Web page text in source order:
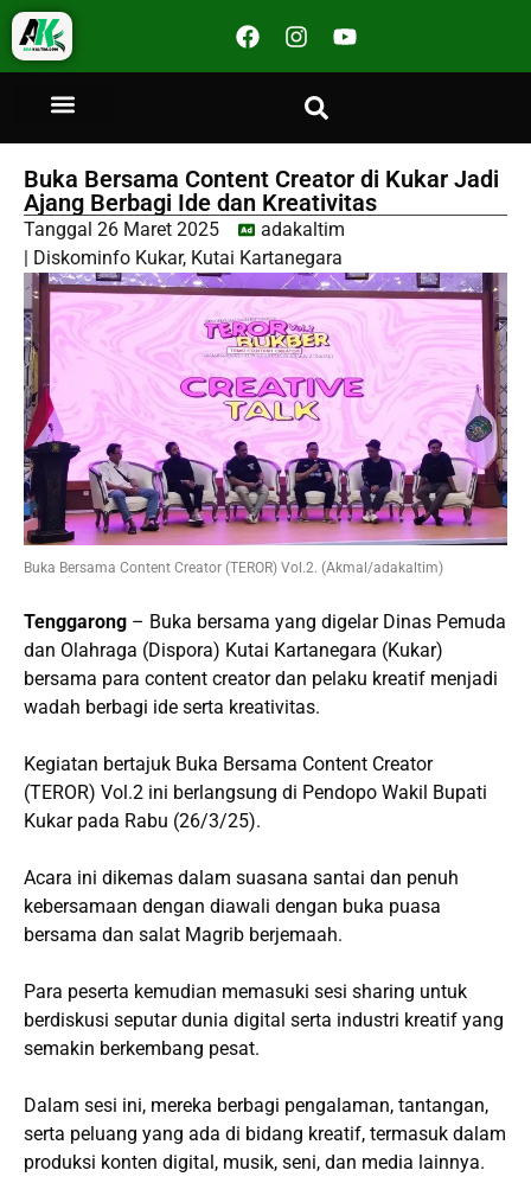
Buka Bersama Content Creator di Kukar Jadi
Ajang Berbagi Ide dan Kreativitas
Tanggal 26 Maret 2025
adakaltim
Diskominfo Kukar, Kutai Kartanegara
Buka Bersama Content Creator (TEROR) Vol.2. (Akmal/adakaltim)
Tenggarong – Buka bersama yang digelar Dinas Pemuda
dan Olahraga (Dispora) Kutai Kartanegara (Kukar)
bersama para content creator dan pelaku kreatif menjadi
wadah berbagi ide serta kreativitas.
Kegiatan bertajuk Buka Bersama Content Creator
(TEROR) Vol.2 ini berlangsung di Pendopo Wakil Bupati
Kukar pada Rabu (26/3/25).
Acara ini dikemas dalam suasana santai dan penuh
kebersamaan dengan diawali dengan buka puasa
bersama dan salat Magrib berjemaah.
Para peserta kemudian memasuki sesi sharing untuk
berdiskusi seputar dunia digital serta industri kreatif yang
semakin berkembang pesat.
Dalam sesi ini, mereka berbagi pengalaman, tantangan,
serta peluang yang ada di bidang kreatif, termasuk dalam
produksi konten digital, musik, seni, dan media lainnya.